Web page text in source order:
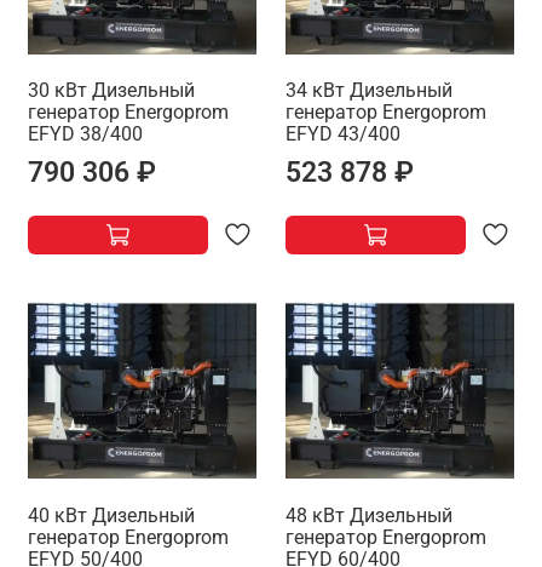
30 кВт Дизельный
генератор Energoprom
EFYD 38/400
790 306 ₽
34 кВт Дизельный
генератор Energoprom
EFYD 43/400
523 878 ₽
40 кВт Дизельный
генератор Energoprom
EFYD 50/400
48 кВт Дизельный
генератор Energoprom
EFYD 60/400